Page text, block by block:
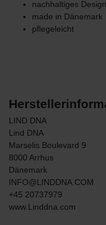
nachhaltiges Design
made in Dänemark
pflegeleicht
LIND DNA
Lind DNA
Marselis Boulevard 9
8000 Arrhus
Dänemark
INFO@LINDDNA.COM
+45 20737979
www.Linddna.com